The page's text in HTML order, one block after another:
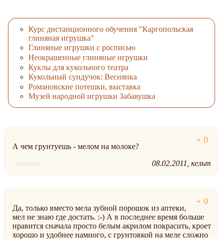
Курс дистанционного обучения "Каргопольская
глиняная игрушка"
Глиняные игрушки с росписью
Неокрашенные глиняные игрушки
Куклы для кукольного театра
Кукольный сундучок: Веснянка
Романовские потешки, выставка
Музей народной игрушки Забавушка
А чем грунтуешь - мелом на молоке?
ответить 08.02.2011 кельт
Да, только вместо мела зубной порошок из аптеки,
мел не знаю где достать. :-) А в последнее время больше
нравится сначала просто белым акрилом покрасить, кроет
хорошо и удобнее намного, с грунтовкой на меле сложно